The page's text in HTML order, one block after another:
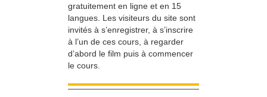
gratuitement en ligne et en 15
langues. Les visiteurs du site sont
invités à s’enregistrer, à s’inscrire
à l’un de ces cours, à regarder
d’abord le film puis à commencer
le cours.